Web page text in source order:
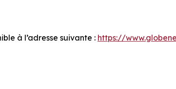
à l’adresse suivante : https://